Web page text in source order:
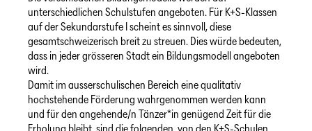
unterschiedlichen Schulstufen angeboten. Für K+S-Klassen
auf der Sekundarstufe I scheint es sinnvoll, diese
gesamtschweizerisch breit zu streuen. Dies würde bedeuten,
dass in jeder grösseren Stadt ein Bildungsmodell angeboten
wird.
Damit im ausserschulischen Bereich eine qualitativ
hochstehende Förderung wahrgenommen werden kann
und für den angehende/n Tänzer*in genügend Zeit für die